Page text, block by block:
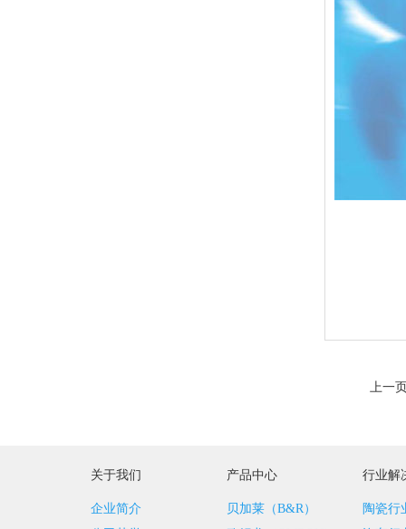
上一
关于我们
企业简介
产品中心
贝加莱（B&R）
行业解
陶瓷行